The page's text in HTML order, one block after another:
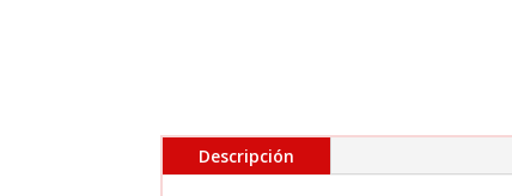
Descripción